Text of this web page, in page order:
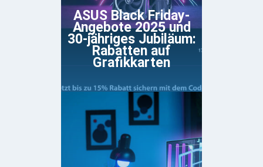
ASUS Black Friday-
Angebote 2025 und
30-jähriges Jubiläum:
Rabatten auf
Grafikkarten